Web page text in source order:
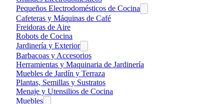
Pequeños Electrodomésticos de Cocina
Cafeteras y Máquinas de Café
Freidoras de Aire
Robots de Cocina
Jardinería y Exterior
Barbacoas y Accesorios
Herramientas y Maquinaria de Jardinería
Muebles de Jardín y Terraza
Plantas, Semillas y Sustratos
Menaje y Utensilios de Cocina
Muebles